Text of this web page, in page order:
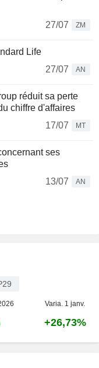
27/07
ZM
Life
27/07
AN
réduit sa perte
chiffre d'affaires
17/07
MT
ses
13/07
AN
Varia. 1 janv.
+26,73%